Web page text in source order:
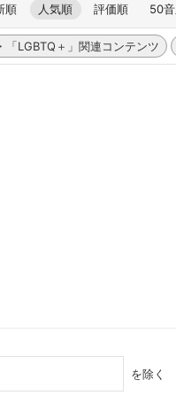
順 人気順 評価順 50
「LGBTQ＋」関連コンテンツ
を除く